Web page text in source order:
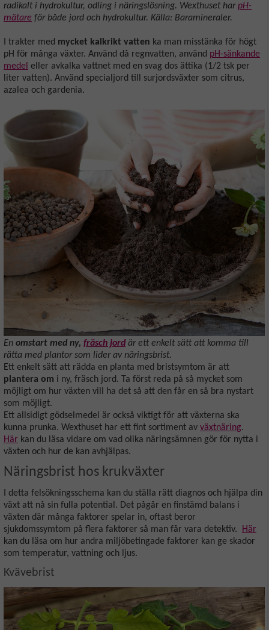
radikalt i hydrokultur, odling i näringslösning. Wexthuset harpH-
mätare för både jord och hydrokultur. Källa: Baramineraler.
I trakter med mycket kalkrikt vatten ka man misstänka för högt
pH för många växter. Använd då regnvatten, använd pH-sänkande
medel eller avkalka vattnet med en svag dos ättika (1/2 tsk per
liter vatten). Använd specialjord till surjordsväxter som citrus,
azalea och gardenia.
En omstart med ny, fräsch jord är ett enkelt sätt att komma till
rätta med plantor som lider av näringsbrist.
Ett enkelt sätt att rädda en planta med bristsymtom är att
plantera om i ny, fräsch jord. Ta först reda på så mycket som
möjligt om hur växten vill ha det så att den får en så bra nystart
som möjligt.
Ett allsidigt gödselmedel är också viktigt för att växterna ska
kunna prunka. Wexthuset har ett fint sortiment av växtnäring.
Här kan du läsa vidare om vad olika näringsämnen gör för nytta i
växten och hur de kan avhjälpas.
Näringsbrist hos krukväxter
I detta felsökningsschema kan du ställa rätt diagnos och hjälpa din
växt att nå sin fulla potential. Det pågår en finstämd balans i
växten där många faktorer spelar in, oftast beror
sjukdomssymtom på flera faktorer så man får vara detektiv.
Här
kan du läsa om hur andra miljöbetingade faktorer kan ge skador
som temperatur, vattning och ljus.
Kvävebrist